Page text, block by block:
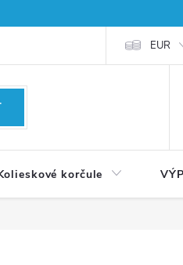
EUR
korčule